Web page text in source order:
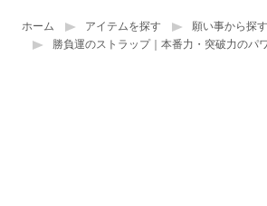
ホーム アイテムを探す
願い事から探す
勝負運のストラップ｜本番力・突破力のパ